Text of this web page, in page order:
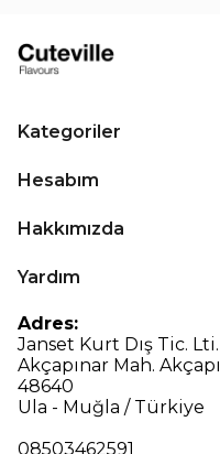
Kategoriler
Hesabım
Hakkımızda
Yardım
Adres:
Janset Kurt Dış Tic.
Akçapınar Mah.
48640
Ula - Muğla / Türkiye
08503462591